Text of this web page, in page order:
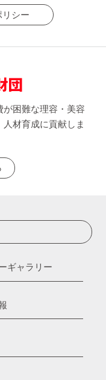
リシー
が困難な理容・美容
材育成に貢献しま
ギャラリー